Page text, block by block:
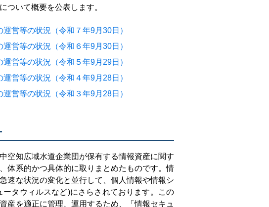
ついて概要を公表します。
営等の状況（令和７年9月30日）
営等の状況（令和６年9月30日）
営等の状況（令和５年9月29日）
営等の状況（令和４年9月28日）
営等の状況（令和３年9月28日）
空知広域水道企業団が保有する情報資産に関す
体系的かつ具体的に取りまとめたものです。情
速な状況の変化と並行して、個人情報や情報シ
タウィルスなど)にさらされております。この
産を適正に管理、運用するため、「情報セキュ